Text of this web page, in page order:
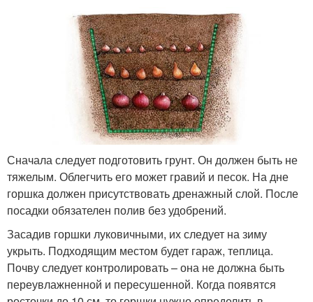
Сначала следует подготовить грунт. Он должен быть не
тяжелым. Облегчить его может гравий и песок. На дне
горшка должен присутствовать дренажный слой. После
посадки обязателен полив без удобрений.
Засадив горшки луковичными, их следует на зиму
укрыть. Подходящим местом будет гараж, теплица.
Почву следует контролировать – она не должна быть
переувлажненной и пересушенной. Когда появятся